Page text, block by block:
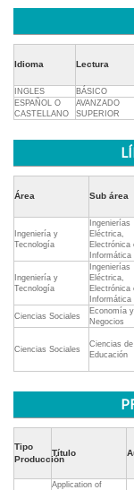
Idioma Lectura
INGLES BÁSICO
ESPAÑOL O
CASTELLANO
AVANZADO
SUPERIOR
Área Sub área
Ingeniería y
Tecnología
Ingenierías
Eléctrica,
Electrónica
Informática
Ingeniería y
Tecnología
Ingenierías
Eléctrica,
Electrónica
Informática
Ciencias Sociales
Economía y
Negocios
Ciencias Sociales
Ciencias
Educación
Tipo
Producción
Título
Application of